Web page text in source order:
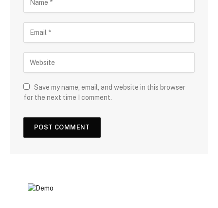
Save my name, email, and website in this browser
for the next time I comment.